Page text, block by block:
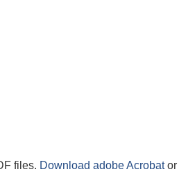
files. Download adobe Acrobator